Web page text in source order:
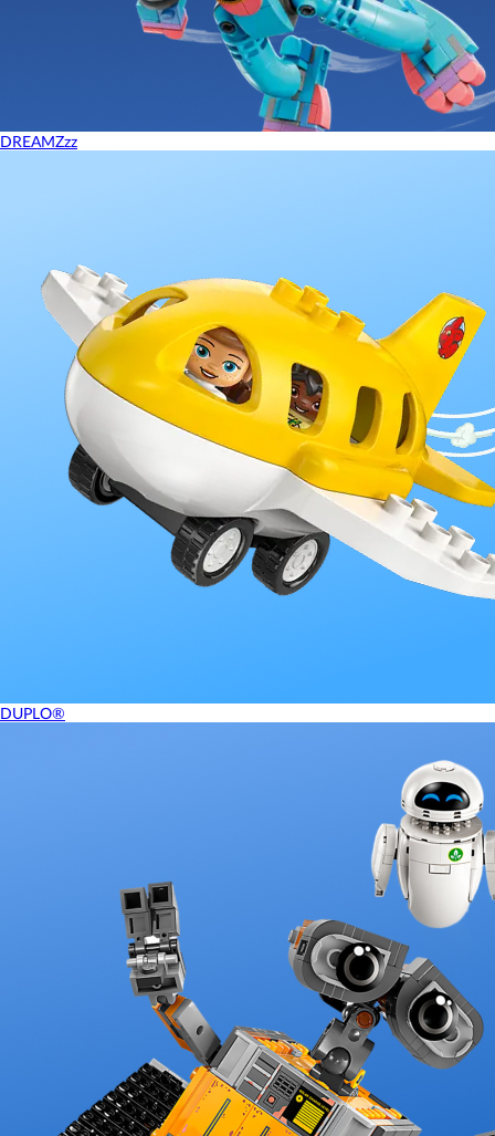
DREAMZzz
DUPLO®